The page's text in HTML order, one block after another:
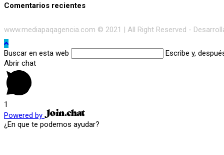
Comentarios recientes
www.mediapaqagencia.com © 2021 | All Right Reserved -
Buscar en esta web
Escribe y,
Abrir chat
1
Powered by
¿En que te podemos ayudar?